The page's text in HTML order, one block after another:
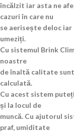
încălzit iar asta ne
cazuri în care nu
se aerisește deloc iar
umeziți.
Cu sistemul Brink
noastre
de înaltă calitate
calculată.
Cu acest sistem
și la locul de
muncă. Cu ajutorul
praf, umiditate